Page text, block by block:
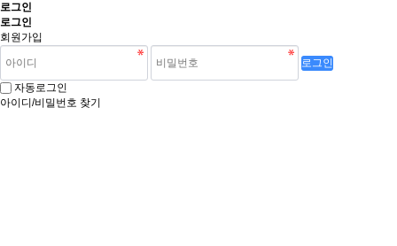
로그인
로그인
회원가입
로그인
자동로그인
아이디/비밀번호 찾기